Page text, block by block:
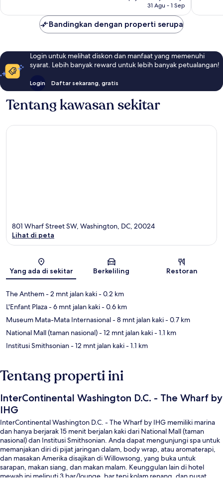
31 Agu - 1 Sep
Bandingkan dengan properti serupa
Login untuk melihat diskon dan manfaat yang memenuhi
syarat. Lebih banyak reward untuk lebih banyak petualangan!
Login Daftar sekarang, gratis
Tentang kawasan sekitar
Peta
801 Wharf Street SW, Washington, DC, 20024
Lihat di peta
Yang ada di sekitar Berkeliling Restoran
The Anthem- 2 mnt jalan kaki- 0.2 km
L'Enfant Plaza- 6 mnt jalan kaki- 0.6 km
Museum Mata-Mata Internasional- 8 mnt jalan kaki- 0.7 km
National Mall (taman nasional)- 12 mnt jalan kaki- 1.1 km
Institusi Smithsonian- 12 mnt jalan kaki- 1.1 km
Tentang properti ini
InterContinental Washington D.C. - The Wharf by
IHG
InterContinental Washington D.C. - The Wharf by IHG memiliki marina
dan hanya berjarak 15 menit berjalan kaki dari National Mall (taman
nasional) dan Institusi Smithsonian. Anda dapat mengunjungi spa untuk
memanjakan diri di pijat jaringan dalam, body wrap, atau aromaterapi,
dan masakan Amerika disajikan di Willowsong, yang buka untuk
sarapan, makan siang, dan makan malam. Keunggulan lain di hotel
mewah ini meliputi 3 bar/lounge, bar tepi kolam renang, dan pusat